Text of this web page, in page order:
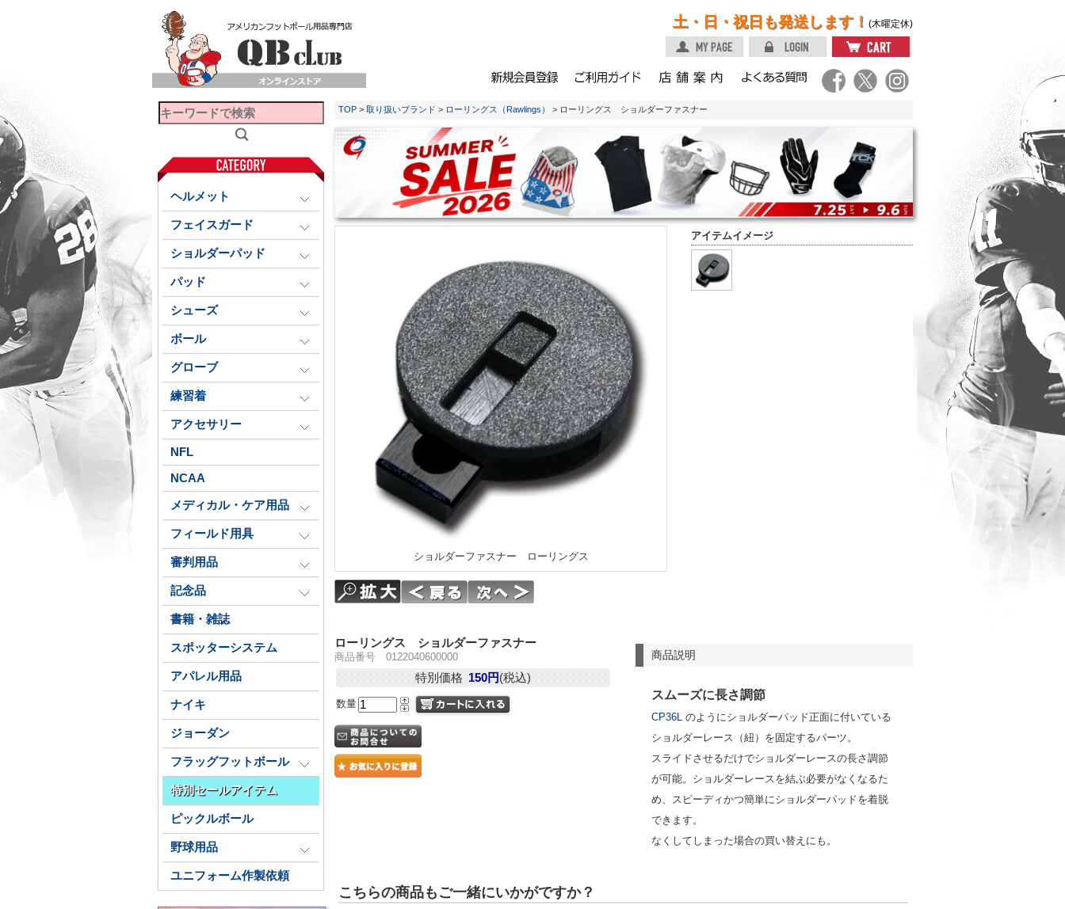
土・日・祝日も発送します！ (木曜定休)
ヘルメット
フェイスガード
ショルダーパッド
パッド
シューズ
ボール
グローブ
練習着
アクセサリー
NFL
NCAA
メディカル・ケア用品
フィールド用具
審判用品
記念品
書籍・雑誌
スポッターシステム
アパレル用品
ナイキ
ジョーダン
フラッグフットボール
特別セールアイテム
ピックルボール
野球用品
ユニフォーム作製依頼
TOP > 取り扱いブランド > ローリングス（Rawlings） > ローリングス ショルダーファスナー
アイテムイメージ
ショルダーファスナー ローリングス
商品説明
スムーズに長さ調節
CP36L のようにショルダーパッド正面に付いている
ショルダーレース（紐）を固定するパーツ。
スライドさせるだけでショルダーレースの長さ調節
が可能。ショルダーレースを結ぶ必要がなくなるた
め、スピーディかつ簡単にショルダーパッドを着脱
できます。
なくしてしまった場合の買い替えにも。
ローリングス ショルダーファスナー
商品番号 0122040600000
特別価格 150円(税込)
数量
こちらの商品もご一緒にいかがですか？